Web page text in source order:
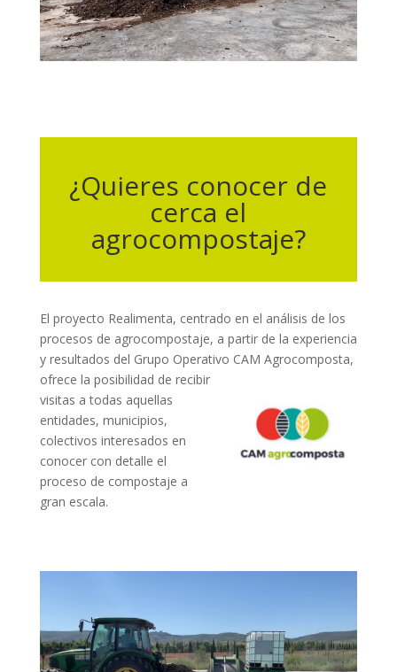
¿Quieres conocer de
cerca el
agrocompostaje?
El proyecto Realimenta, centrado en el análisis de los
procesos de agrocompostaje, a partir de la experiencia
y resultados del Grupo Operativo CAM Agrocomposta,
ofrece la posibilidad de recibir
visitas a todas aquellas
entidades, municipios,
colectivos interesados en
conocer con detalle el
proceso de compostaje a
gran escala.